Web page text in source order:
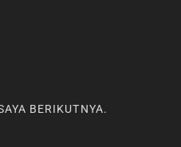
BERIKUTNYA.